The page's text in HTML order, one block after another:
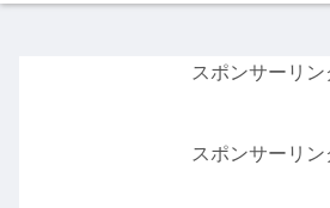
スポンサーリン
スポンサーリン